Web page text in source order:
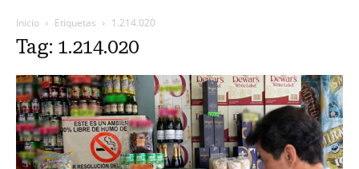
Inicio Etiquetas 1.214.020
Tag: 1.214.020